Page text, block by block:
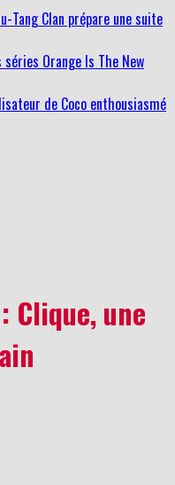
Tang Clan prépare une suite
séries Orange Is The New
de Coco enthousiasmé
Clique, une